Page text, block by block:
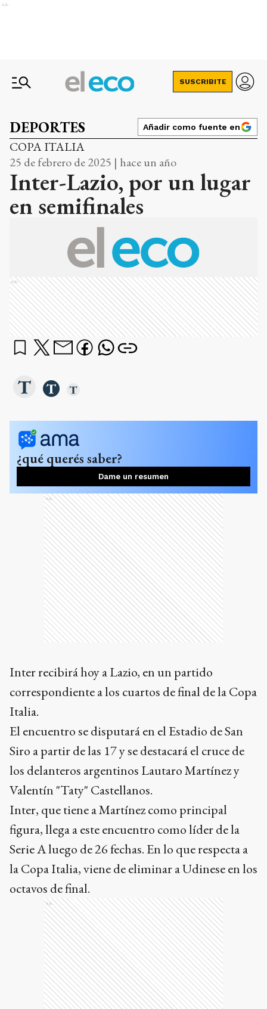
Ads
SUSCRIBITE
DEPORTES Añadir como fuente en
COPA ITALIA
25 de febrero de 2025 | hace un año
Inter-Lazio, por un lugar
en semifinales
Ads
¿qué querés saber?
Dame un resumen
Ads
Inter recibirá hoy a Lazio, en un partido
correspondiente a los cuartos de final de la Copa
Italia.
El encuentro se disputará en el Estadio de San
Siro a partir de las 17 y se destacará el cruce de
los delanteros argentinos Lautaro Martínez y
Valentín "Taty" Castellanos.
Inter, que tiene a Martínez como principal
figura, llega a este encuentro como líder de la
Serie A luego de 26 fechas. En lo que respecta a
la Copa Italia, viene de eliminar a Udinese en los
octavos de final.
Ads